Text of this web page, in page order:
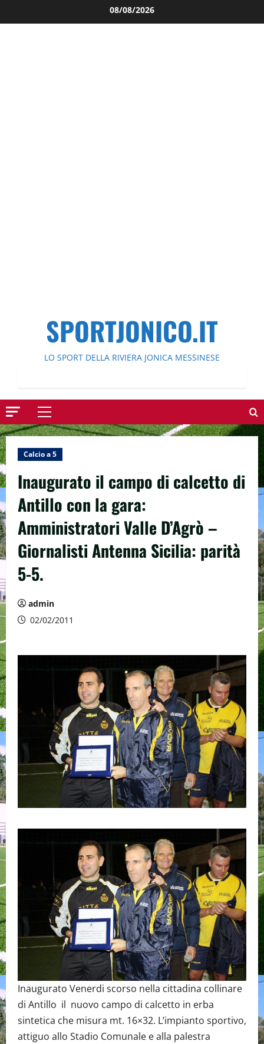
al
08/08/2026
SPORTJONICO.IT
LO SPORT DELLA RIVIERA JONICA MESSINESE
Menu
principale
Calcio a 5
Inaugurato il campo di calcetto di
Antillo con la gara:
Amministratori Valle D’Agrò –
Giornalisti Antenna Sicilia: parità
5-5.
admin
02/02/2011
Inaugurato Venerdi scorso nella cittadina collinare
di Antillo il nuovo campo di calcetto in erba
sintetica che misura mt. 16×32. L’impianto sportivo,
attiguo allo Stadio Comunale e alla palestra